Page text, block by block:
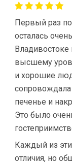
Первый раз
осталась
высшему
и хорошие
сопровождала
печенье и
Это было
Каждый из
отличия, но